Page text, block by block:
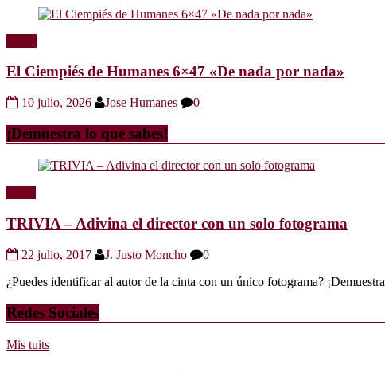
El Ciempiés de Humanes 6×47 «De nada por nada»
10 julio, 2026 Jose Humanes 0
¡Demuestra lo que sabes!
TRIVIA – Adivina el director con un solo fotograma
22 julio, 2017 J. Justo Moncho
0
¿Puedes identificar al autor de la cinta con un único fotograma?
Redes Sociales
Mis tuits